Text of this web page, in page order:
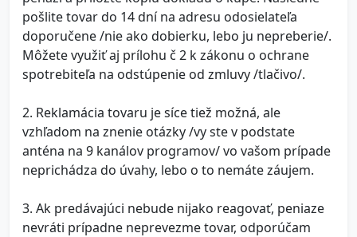
pošlite tovar do 14 dní na adresu odosielateľa
doporučene /nie ako dobierku, lebo ju nepreberie/.
Môžete využiť aj prílohu č 2 k zákonu o ochrane
spotrebiteľa na odstúpenie od zmluvy /tlačivo/.
2. Reklamácia tovaru je síce tiež možná, ale
vzhľadom na znenie otázky /vy ste v podstate
anténa na 9 kanálov programov/ vo vašom prípade
neprichádza do úvahy, lebo o to nemáte záujem.
3. Ak predávajúci nebude nijako reagovať, peniaze
nevráti prípadne neprevezme tovar, odporúčam